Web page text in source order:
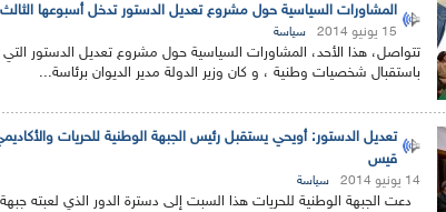
المشاورات السياسية حول مشروع تعديل الدستور تدخل أسبوعها الثالث
15 يونيو 2014 سياسة
تتواصل، هذا الأحد، المشاورات السياسية حول مشروع تعديل الدستور التي
باستقبال شخصيات وطنية ، و كان وزير الدولة مدير الديوان برئاسة...
تعديل الدستور: أويحي يستقبل رئيس الجبهة الوطنية للحريات
قيس
14 يونيو 2014 سياسة
دعت الجبهة الوطنية للحريات هذا السبت إلى دسترة الدور الذي لعبته جبهة